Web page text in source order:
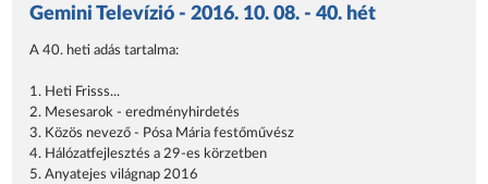
Gemini Televízió - 2016. 10. 08. - 40. hét
A 40. heti adás tartalma:
1. Heti Frisss...
2. Mesesarok - eredményhirdetés
3. Közös nevező - Pósa Mária festőművész
4. Hálózatfejlesztés a 29-es körzetben
5. Anyatejes világnap 2016